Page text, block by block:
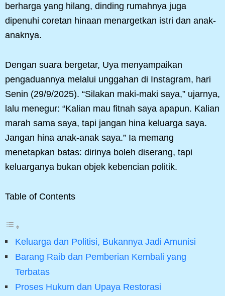
berharga yang hilang, dinding rumahnya juga
dipenuhi coretan hinaan menargetkan istri dan anak-
anaknya.
Dengan suara bergetar, Uya menyampaikan
pengaduannya melalui unggahan di Instagram, hari
Senin (29/9/2025). “Silakan maki-maki saya,” ujarnya,
lalu menegur: “Kalian mau fitnah saya apapun. Kalian
marah sama saya, tapi jangan hina keluarga saya.
Jangan hina anak-anak saya.” Ia memang
menetapkan batas: dirinya boleh diserang, tapi
keluarganya bukan objek kebencian politik.
Table of Contents
Keluarga dan Politisi, Bukannya Jadi Amunisi
Barang Raib dan Pemberian Kembali yang
Terbatas
Proses Hukum dan Upaya Restorasi